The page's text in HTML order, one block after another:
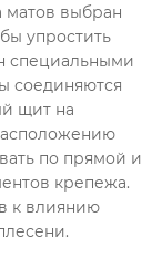
матов выбран
упростить
специальными
соединяются
щит на
по прямой и
крепежа.
к влиянию